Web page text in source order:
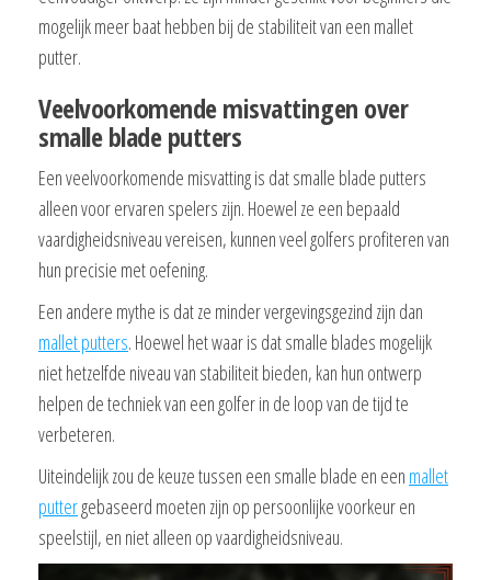
mogelijk meer baat hebben bij de stabiliteit van een mallet
putter.
Veelvoorkomende misvattingen over
smalle blade putters
Een veelvoorkomende misvatting is dat smalle blade putters
alleen voor ervaren spelers zijn. Hoewel ze een bepaald
vaardigheidsniveau vereisen, kunnen veel golfers profiteren van
hun precisie met oefening.
Een andere mythe is dat ze minder vergevingsgezind zijn dan
mallet putters. Hoewel het waar is dat smalle blades mogelijk
niet hetzelfde niveau van stabiliteit bieden, kan hun ontwerp
helpen de techniek van een golfer in de loop van de tijd te
verbeteren.
Uiteindelijk zou de keuze tussen een smalle blade en een mallet
puttergebaseerd moeten zijn op persoonlijke voorkeur en
speelstijl, en niet alleen op vaardigheidsniveau.